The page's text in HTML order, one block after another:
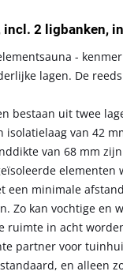
incl. 2 ligbanken,
-
lagen. De
bestaan uit twee
van 42
van 68 mm
elementen
een minimale
Zo kan vochtige
ruimte in acht
partner voor
en alleen